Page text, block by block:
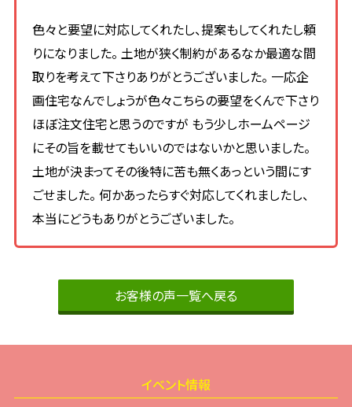
色々と要望に対応してくれたし、提案もしてくれたし頼
りになりました。 土地が狭く制約があるなか最適な間
取りを考えて下さりありがとうございました。 一応企
画住宅なんでしょうが色々こちらの要望をくんで下さり
ほぼ注文住宅と思うのですが もう少しホームページ
にその旨を載せてもいいのではないかと思いました。
土地が決まってその後特に苦も無くあっという間にす
ごせました。 何かあったらすぐ対応してくれましたし、
本当にどうもありがとうございました。
お客様の声一覧へ戻る
イベント情報